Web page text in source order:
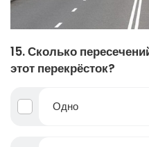
15. Сколько
этот перекрёсток?
Одно